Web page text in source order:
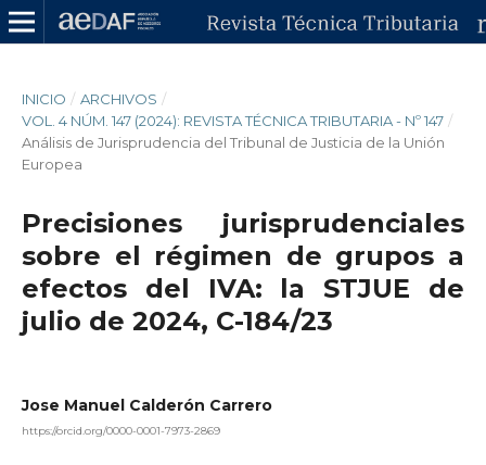
INICIO / ARCHIVOS /
VOL. 4 NÚM. 147 (2024): REVISTA TÉCNICA TRIBUTARIA - Nº 147 /
Análisis de Jurisprudencia del Tribunal de Justicia de la Unión
Europea
Precisiones jurisprudenciales
sobre el régimen de grupos a
efectos del IVA: la STJUE de
julio de 2024, C-184/23
Jose Manuel Calderón Carrero
https://orcid.org/0000-0001-7973-2869